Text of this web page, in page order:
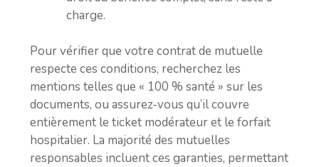
charge.
Pour vérifier que votre contrat de mutuelle
respecte ces conditions, recherchez les
mentions telles que « 100 % santé » sur les
documents, ou assurez-vous qu’il couvre
entièrement le ticket modérateur et le forfait
hospitalier. La majorité des mutuelles
responsables incluent ces garanties, permettant